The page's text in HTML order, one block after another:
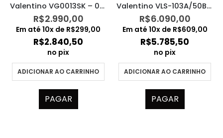
Valentino VG0013SK – 002
R$2.990,00
Em até 10x de R$299,00
R$2.840,50
no pix
ADICIONAR AO CARRINHO
PAGAR
Valentino VLS-103A/50BLK-GLD/CAT3
R$6.090,00
Em até 10x de R$609,00
R$5.785,50
no pix
ADICIONAR AO CARRINHO
PAGAR